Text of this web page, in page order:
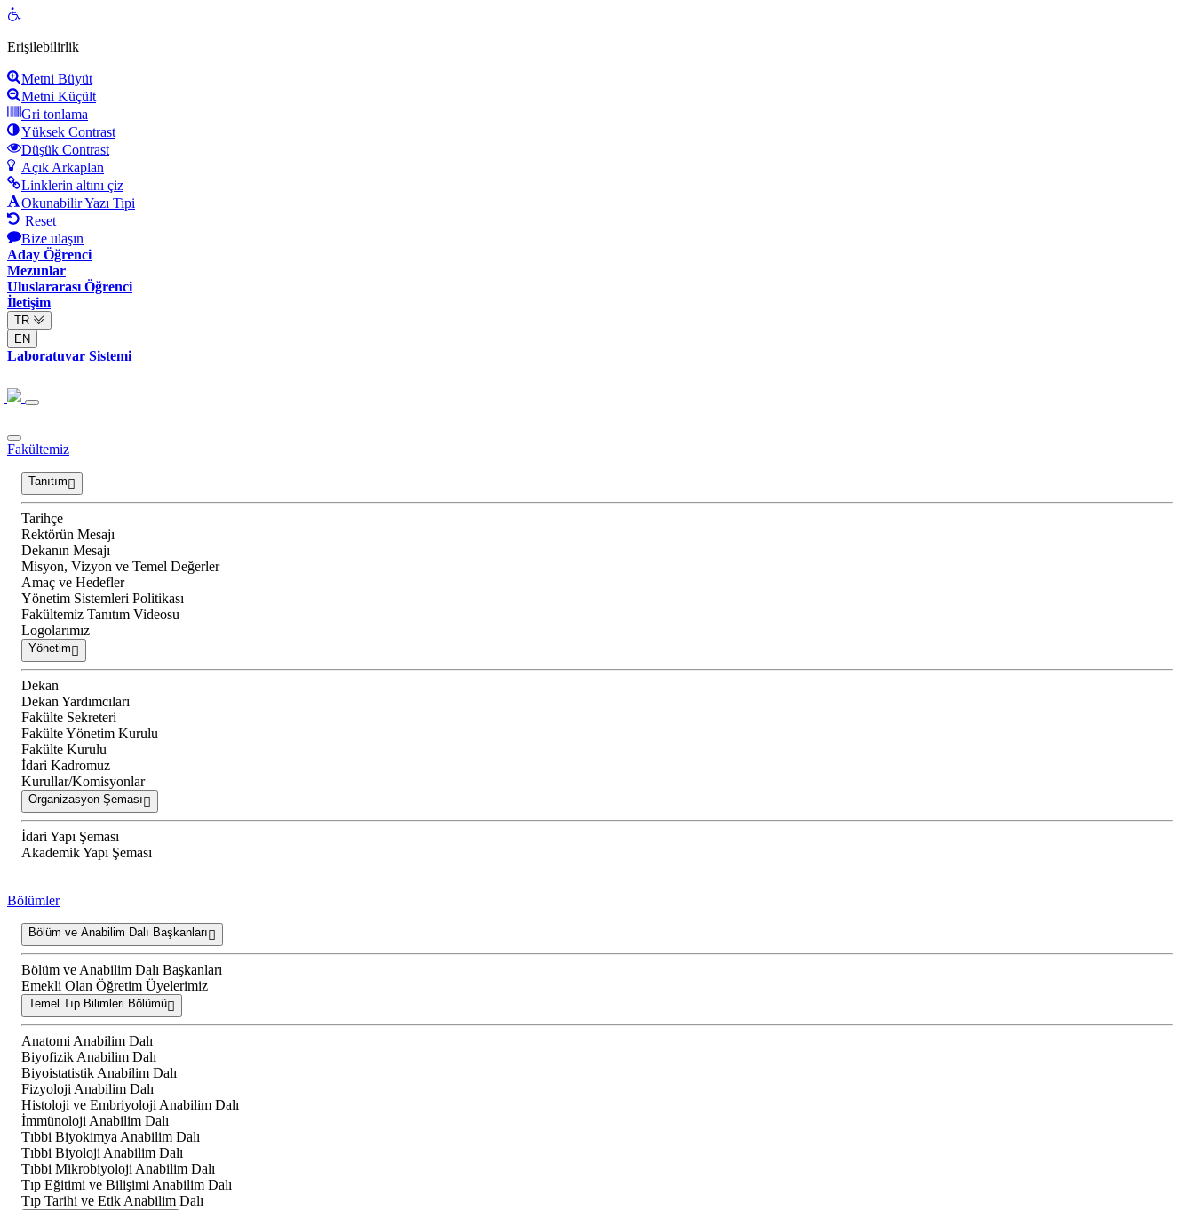
Open
Erişilebilirlik
Metni Büyüt
Metni Küçült
Gri tonlama
Yüksek Contrast
Düşük Contrast
Açık Arkaplan
Linklerin altını çiz
Okunabilir Yazı Tipi
Reset
Bize ulaşın
Aday Öğrenci
Mezunlar
Uluslararası Öğrenci
İletişim
TR
EN
Laboratuvar Sistemi
Fakültemiz
Tanıtım
Tarihçe
Rektörün Mesajı
Dekanın Mesajı
Misyon, Vizyon ve Temel Değerler
Amaç ve Hedefler
Yönetim Sistemleri Politikası
Fakültemiz Tanıtım Videosu
Logolarımız
Yönetim
Dekan
Dekan Yardımcıları
Fakülte Sekreteri
Fakülte Yönetim Kurulu
Fakülte Kurulu
İdari Kadromuz
Kurullar/Komisyonlar
Organizasyon Şeması
İdari Yapı Şeması
Akademik Yapı Şeması
Bölümler
Bölüm ve Anabilim Dalı Başkanları
Bölüm ve Anabilim Dalı Başkanları
Emekli Olan Öğretim Üyelerimiz
Temel Tıp Bilimleri Bölümü
Anatomi Anabilim Dalı
Biyofizik Anabilim Dalı
Biyoistatistik Anabilim Dalı
Fizyoloji Anabilim Dalı
Histoloji ve Embriyoloji Anabilim Dalı
İmmünoloji Anabilim Dalı
Tıbbi Biyokimya Anabilim Dalı
Tıbbi Biyoloji Anabilim Dalı
Tıbbi Mikrobiyoloji Anabilim Dalı
Tıp Eğitimi ve Bilişimi Anabilim Dalı
Tıp Tarihi ve Etik Anabilim Dalı